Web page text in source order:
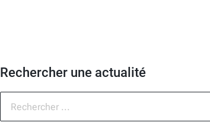
Rechercher une actualité